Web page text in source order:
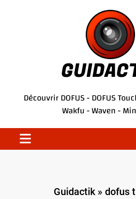
DécouvrirDOFUS-DOFUS
Wakfu-Waven-
Guidactik»dofus